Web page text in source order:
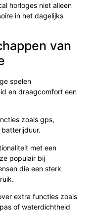
horloges niet alleen
in het dagelijks
van
spelen
en draagcomfort een
zoals gps,
met een
populair bij
die een sterk
extra functies zoals
of waterdichtheid